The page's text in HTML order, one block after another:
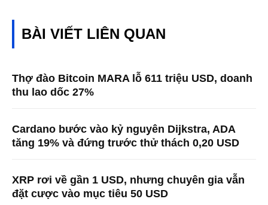
BÀI VIẾT LIÊN QUAN
Thợ đào Bitcoin MARA lỗ 611 triệu USD, doanh
thu lao dốc 27%
Cardano bước vào kỷ nguyên Dijkstra, ADA
tăng 19% và đứng trước thử thách 0,20 USD
XRP rơi về gần 1 USD, nhưng chuyên gia vẫn
đặt cược vào mục tiêu 50 USD